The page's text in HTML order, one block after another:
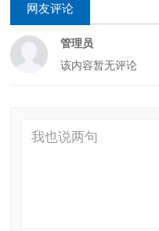
网友评论
管理员
该内容暂无评论